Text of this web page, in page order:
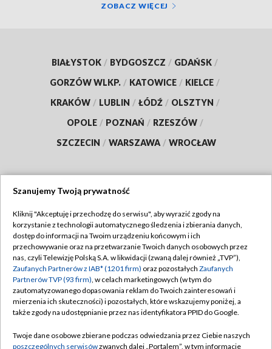
ZOBACZ WIĘCEJ
BIAŁYSTOK / BYDGOSZCZ / GDAŃSK /
GORZÓW WLKP. / KATOWICE / KIELCE /
KRAKÓW / LUBLIN / ŁÓDŹ / OLSZTYN /
OPOLE / POZNAŃ / RZESZÓW /
SZCZECIN / WARSZAWA / WROCŁAW
TVP
Abonament TVP
Emisja w TVP
Centrum informacji TVP
Naziemna Telewizja Cyfrowa
Rada Programowa
Regulamin TVP
Polityka prywatności
Moje zgody
Pomoc
Szanujemy Twoją prywatność
Kliknij "Akceptuję i przechodzę do serwisu", aby wyrazić zgody na
korzystanie z technologii automatycznego śledzenia i zbierania danych,
dostęp do informacji na Twoim urządzeniu końcowym i ich
przechowywanie oraz na przetwarzanie Twoich danych osobowych przez
nas, czyli Telewizję Polską S.A. w likwidacji (zwaną dalej również „TVP”),
Zaufanych Partnerów z IAB* (1201 firm) oraz pozostałych Zaufanych
Partnerów TVP (93 firm), w celach marketingowych (w tym do
zautomatyzowanego dopasowania reklam do Twoich zainteresowań i
mierzenia ich skuteczności) i pozostałych, które wskazujemy poniżej, a
także zgody na udostępnianie przez nas identyfikatora PPID do Google.
Twoje dane osobowe zbierane podczas odwiedzania przez Ciebie naszych
poszczególnych serwisówzwanych dalej „Portalem”, w tym informacje